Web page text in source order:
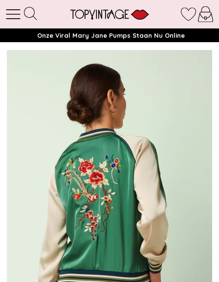
Onze Viral Mary Jane Pumps Staan Nu Online